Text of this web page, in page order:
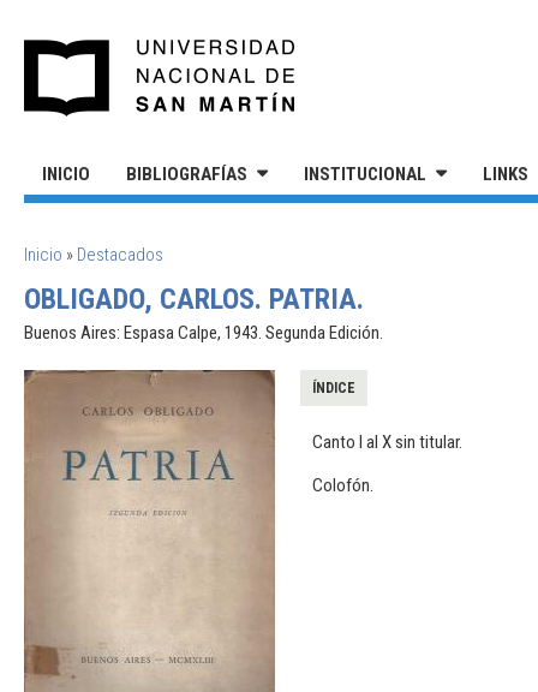
INICIO BIBLIOGRAFÍAS INSTITUCIONAL LINKS
SE ENCUENTRA USTED AQUÍ
Inicio » Destacados
OBLIGADO, CARLOS. PATRIA.
Buenos Aires: Espasa Calpe, 1943. Segunda Edición.
ÍNDICE
Canto I al X sin titular.
Colofón.